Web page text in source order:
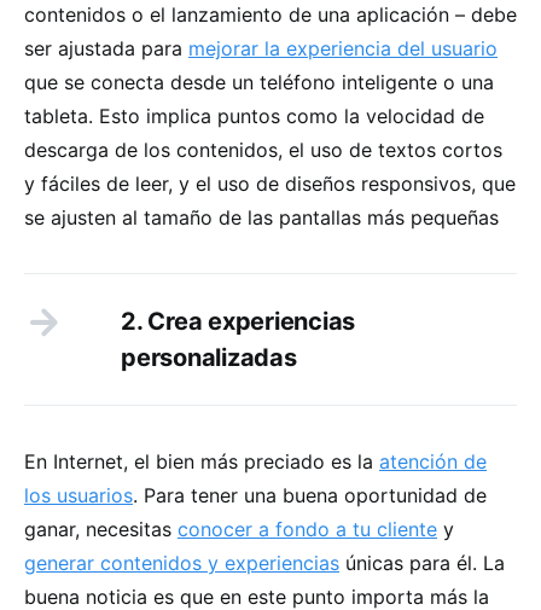
contenidos o el lanzamiento de una aplicación – debe
ser ajustada para mejorar la experiencia del usuario
que se conecta desde un teléfono inteligente o una
tableta. Esto implica puntos como la velocidad de
descarga de los contenidos, el uso de textos cortos
y fáciles de leer, y el uso de diseños responsivos, que
se ajusten al tamaño de las pantallas más pequeñas
2. Crea experiencias
personalizadas
En Internet, el bien más preciado es la atención de
los usuarios. Para tener una buena oportunidad de
ganar, necesitas conocer a fondo a tu cliente y
generar contenidos y experiencias únicas para él. La
buena noticia es que en este punto importa más la